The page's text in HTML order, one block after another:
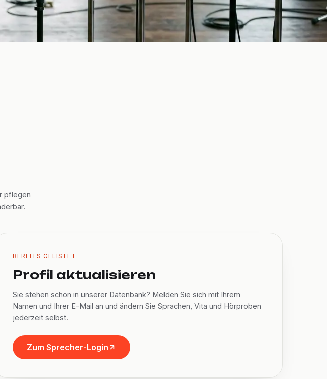
pflegen
BEREITS GELISTET
Profil aktualisieren
Sie stehen schon in unserer Datenbank? Melden Sie sich mit Ihrem
Namen und Ihrer E-Mail an und ändern Sie Sprachen, Vita und Hörproben
jederzeit selbst.
Zum Sprecher-Login